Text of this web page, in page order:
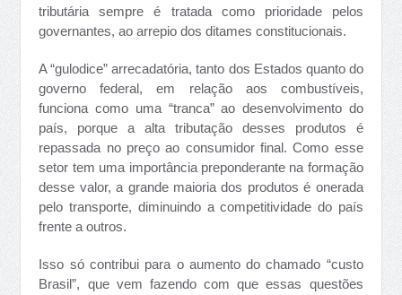
tributária sempre é tratada como prioridade pelos
governantes, ao arrepio dos ditames constitucionais.
A “gulodice” arrecadatória, tanto dos Estados quanto do
governo federal, em relação aos combustíveis,
funciona como uma “tranca” ao desenvolvimento do
país, porque a alta tributação desses produtos é
repassada no preço ao consumidor final. Como esse
setor tem uma importância preponderante na formação
desse valor, a grande maioria dos produtos é onerada
pelo transporte, diminuindo a competitividade do país
frente a outros.
Isso só contribui para o aumento do chamado “custo
Brasil”, que vem fazendo com que essas questões